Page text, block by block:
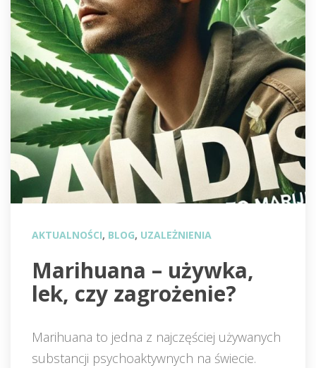
AKTUALNOŚCI, BLOG, UZALEŻNIENIA
Marihuana – używka,
lek, czy zagrożenie?
Marihuana to jedna z najczęściej używanych
ubstancji psychoaktywnych na świecie.